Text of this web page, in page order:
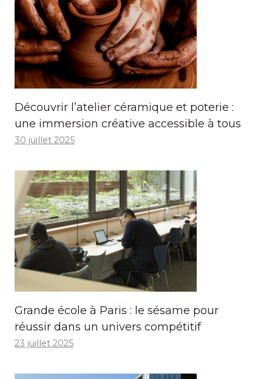
Découvrir l’atelier céramique et poterie :
une immersion créative accessible à tous
30 juillet 2025
Grande école à Paris : le sésame pour
réussir dans un univers compétitif
23 juillet 2025